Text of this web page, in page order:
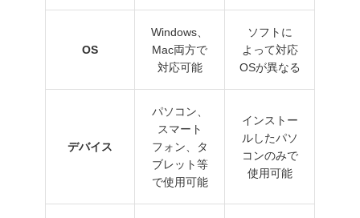
OS
Windows、
Mac両方で
対応可能
ソフトに
よって対応
OSが異なる
デバイス
パソコン、
スマート
フォン、タ
ブレット等
で使用可能
インストー
ルしたパソ
コンのみで
使用可能